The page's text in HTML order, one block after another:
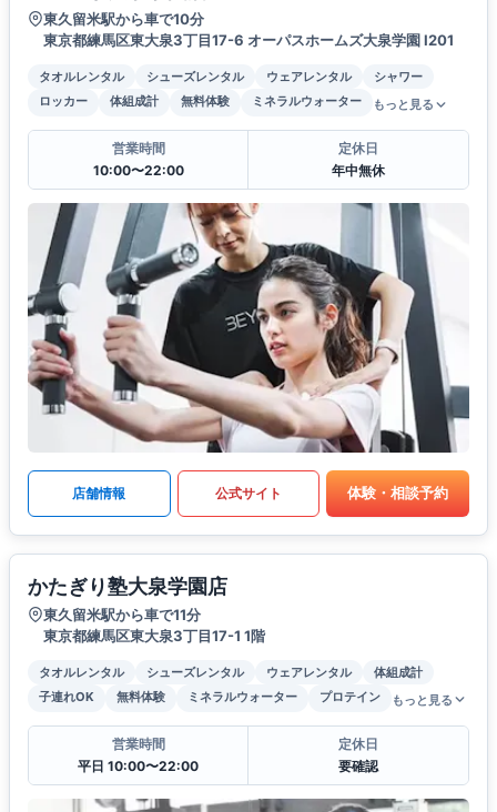
東久留米駅から車で10分
東京都練馬区東大泉3丁目17-6 オーパスホームズ大泉学園 Ⅰ201
タオルレンタル シューズレンタル ウェアレンタル
シャワー
ロッカー
体組成計 無料体験 ミネラルウォーター もっと見る
営業時間
10:00〜22:00
定休日
年中無休
店舗情報 公式サイト 体験・相談予約
かたぎり塾大泉学園店
東久留米駅から車で11分
東京都練馬区東大泉3丁目17-1 1階
タオルレンタル シューズレンタル ウェアレンタル
体組成計
子連れOK
無料体験 ミネラルウォーター プロテイン もっと見る
営業時間
平日 10:00〜22:00
定休日
要確認